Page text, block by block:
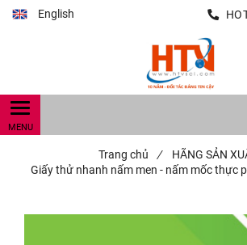
English
Trang chủ / HÃNG SẢN
Giấy thử nhanh nấm men - nấm mốc thực